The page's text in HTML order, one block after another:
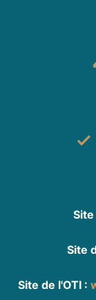
Site
Site
Site de l'OTI :